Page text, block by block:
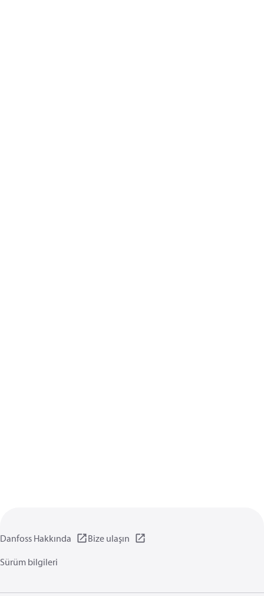
Danfoss Hakkında
Bize ulaşın
Sürüm bilgileri